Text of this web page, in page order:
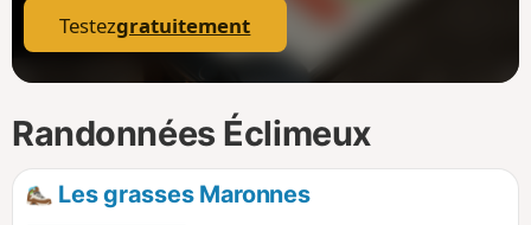
Testezgratuitement
Randonnées Éclimeux
Les grasses Maronnes